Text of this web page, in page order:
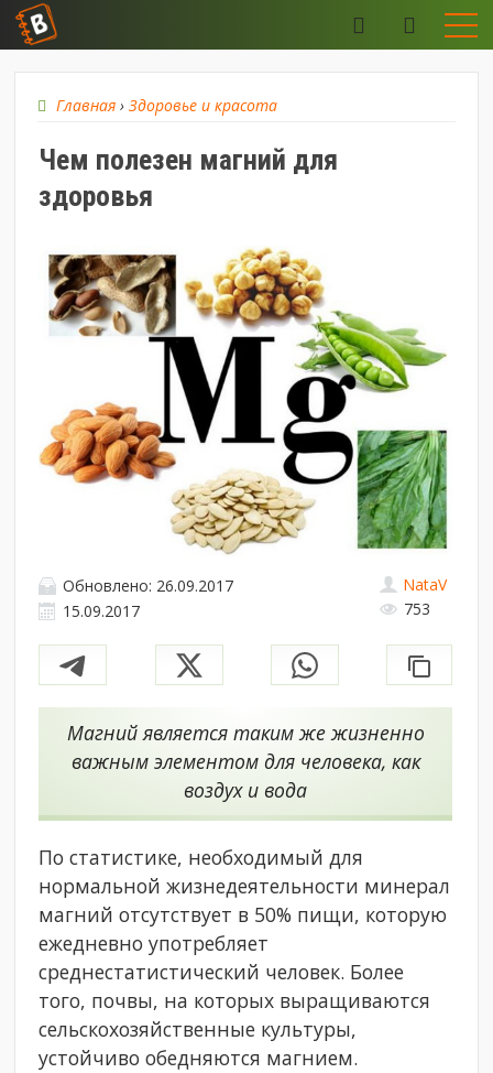
Главная ›Здоровье и красота
Чем полезен магний для
здоровья
NataV
Обновлено: 26.09.2017
15.09.2017
753
Магний является таким же жизненно
важным элементом для человека, как
воздух и вода
По статистике, необходимый для
нормальной жизнедеятельности минерал
магний отсутствует в 50% пищи, которую
ежедневно употребляет
среднестатистический человек. Более
того, почвы, на которых выращиваются
сельскохозяйственные культуры,
устойчиво обедняются магнием.